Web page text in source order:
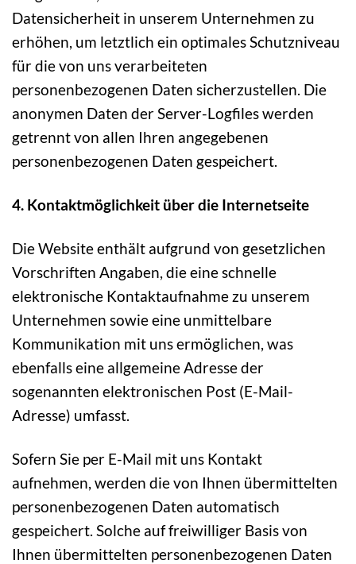
Datensicherheit in unserem Unternehmen zu
erhöhen, um letztlich ein optimales Schutzniveau
für die von uns verarbeiteten
personenbezogenen Daten sicherzustellen. Die
anonymen Daten der Server-Logfiles werden
getrennt von allen Ihren angegebenen
personenbezogenen Daten gespeichert.
4. Kontaktmöglichkeit über die Internetseite
Die Website enthält aufgrund von gesetzlichen
Vorschriften Angaben, die eine schnelle
elektronische Kontaktaufnahme zu unserem
Unternehmen sowie eine unmittelbare
Kommunikation mit uns ermöglichen, was
ebenfalls eine allgemeine Adresse der
sogenannten elektronischen Post (E-Mail-
Adresse) umfasst.
Sofern Sie per E-Mail mit uns Kontakt
aufnehmen, werden die von Ihnen übermittelten
personenbezogenen Daten automatisch
gespeichert. Solche auf freiwilliger Basis von
Ihnen übermittelten personenbezogenen Daten